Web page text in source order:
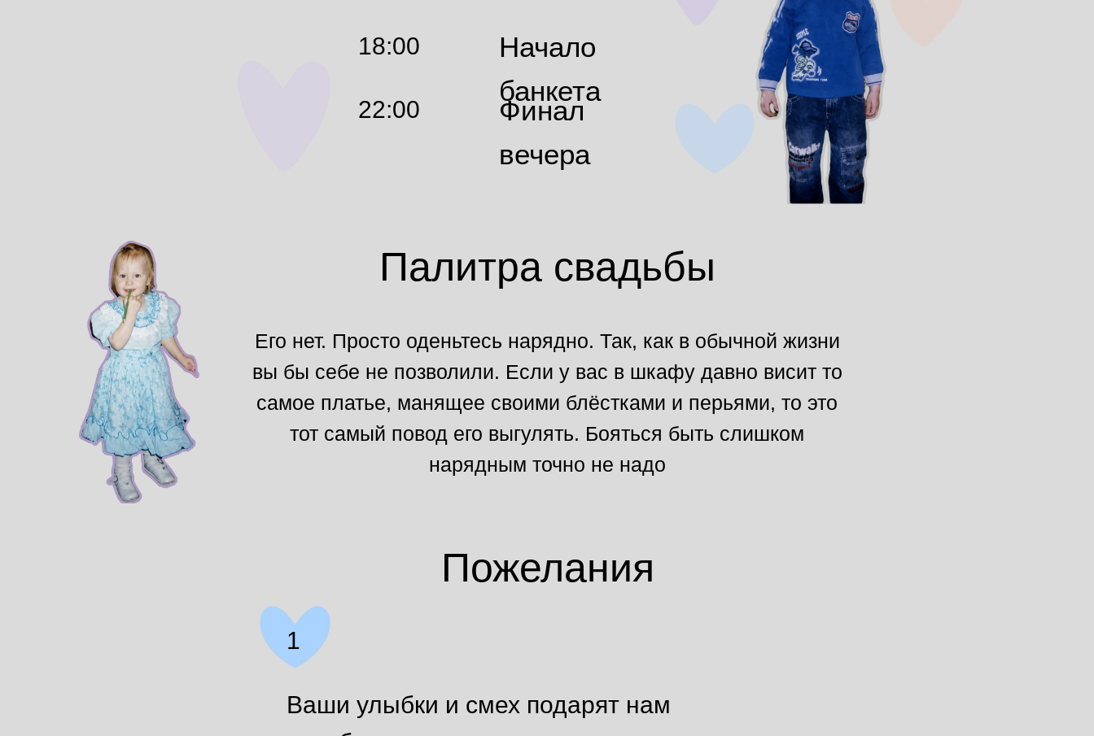
18:00
22:00
Финал
вечера
Начало
банкета
Его нет. Просто оденьтесь нарядно. Так, как в обычной жизни
вы бы себе не позволили. Если у вас в шкафу давно висит то
самое платье, манящее своими блёстками и перьями, то это
тот самый повод его выгулять. Бояться быть слишком
нарядным точно не надо
Палитра свадьбы
Пожелания
Ваши улыбки и смех подарят нам
1